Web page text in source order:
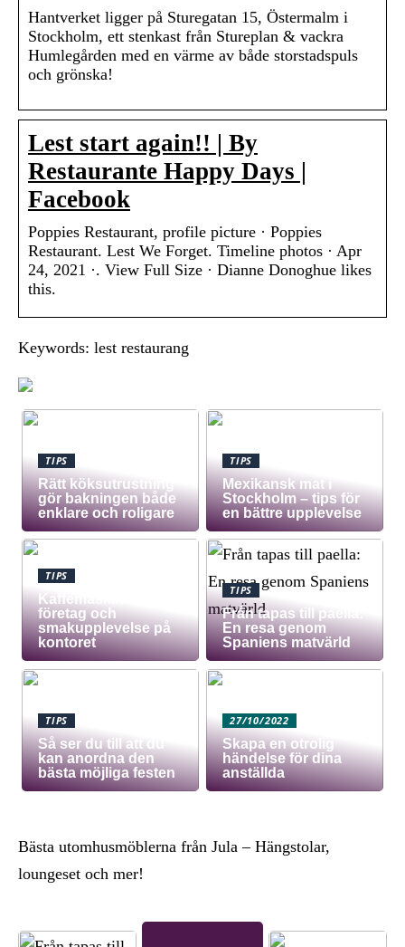
Hantverket ligger på Sturegatan 15, Östermalm i
Stockholm, ett stenkast från Stureplan & vackra
Humlegården med en värme av både storstadspuls
och grönska!
Lest start again!! | By
Restaurante Happy Days |
Facebook
Poppies Restaurant, profile picture · Poppies
Restaurant. Lest We Forget. Timeline photos · Apr
24, 2021 ·. View Full Size · Dianne Donoghue likes
this.
Keywords: lest restaurang
TIPS
Rätt köksutrustning
gör bakningen både
enklare och roligare
TIPS
Mexikansk mat i
Stockholm – tips för
en bättre upplevelse
TIPS
Kaffemaskin för
företag och
smakupplevelse på
kontoret
TIPS
Från tapas till paella:
En resa genom
Spaniens matvärld
TIPS
Så ser du till att du
kan anordna den
bästa möjliga festen
27/10/2022
Skapa en otrolig
händelse för dina
anställda
Bästa utomhusmöblerna från Jula – Hängstolar,
loungeset och mer!